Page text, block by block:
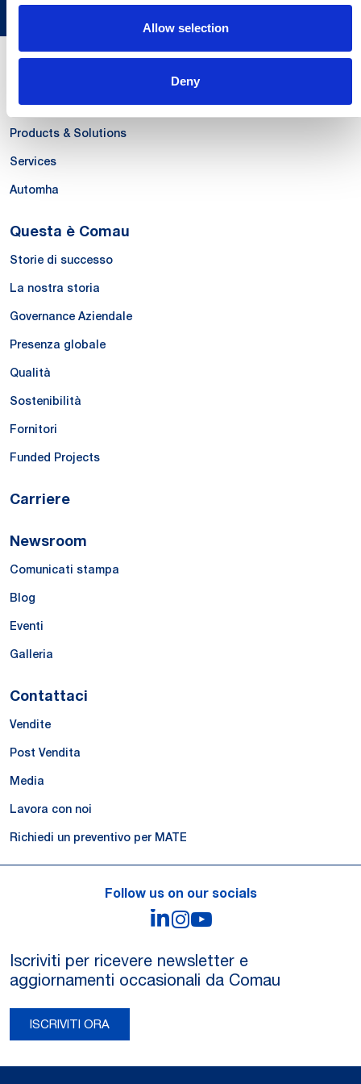
Allow selection
Deny
Le Nostre Competenze
Systems
Products & Solutions
Services
Automha
Questa è Comau
Storie di successo
La nostra storia
Governance Aziendale
Presenza globale
Qualità
Sostenibilità
Fornitori
Funded Projects
Carriere
Newsroom
Comunicati stampa
Blog
Eventi
Galleria
Contattaci
Vendite
Post Vendita
Media
Lavora con noi
Richiedi un preventivo per MATE
Follow us on our socials
LinkedIn
Instagram
Iscriviti per ricevere newsletter e
aggiornamenti occasionali da Comau
ISCRIVITI ORA